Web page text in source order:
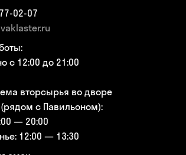
02-07
с 12:00 до 21:00
вторсырья во дворе
с Павильоном):
— 20:00
12:00 — 13:30